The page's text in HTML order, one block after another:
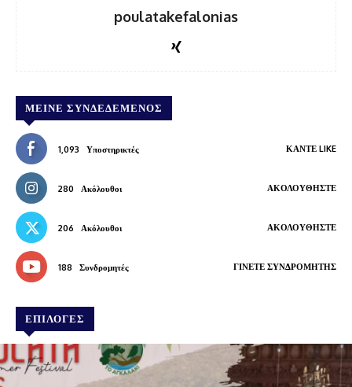
poulatakefalonias
ΜΕΊΝΕ ΣΥΝΔΕΔΕΜΈΝΟΣ
1,093 Υποστηρικτές ΚΆΝΤΕ LIKE
280 Ακόλουθοι ΑΚΟΛΟΥΘΉΣΤΕ
206 Ακόλουθοι ΑΚΟΛΟΥΘΉΣΤΕ
188 Συνδρομητές ΓΊΝΕΤΕ ΣΥΝΔΡΟΜΗΤΉΣ
ΕΠΙΛΟΓΕΣ